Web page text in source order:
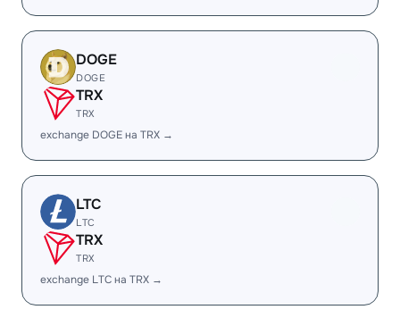
DOGE
DOGE
TRX
TRX
exchange DOGE на TRX →
LTC
LTC
TRX
TRX
exchange LTC на TRX →